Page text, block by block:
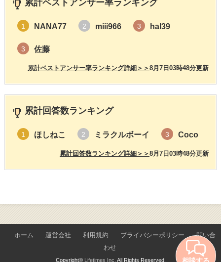
累計ベストアンサー率ランキング
1 NANA77 2 miii966 3 hal39
3 佐藤
8月7日03時48分更新
累計ベストアンサー率ランキング詳細＞＞
累計回答数ランキング
1 ほしねこ 2 ミラクルボーイ 3 Coco
8月7日03時48分更新
累計回答数ランキング詳細＞＞
ホーム 運営会社 利用規約 プライバシーポリシー
問い合
わせ
Copyright© Lifetimes Inc. All Rights Reserved. 相談する